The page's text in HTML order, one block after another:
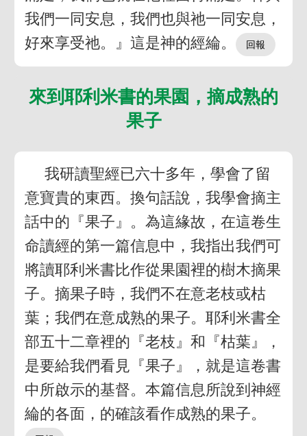
我們一同安息，我們也與祂一同安息，
好來享受祂。』這是神的經綸。
來到耶利米書的果園，摘成熟的
果子
我研讀聖經已六十多年，學會了留
意寶貴的東西。換句話說，我學會摘主
話中的『果子』。為這緣故，在這卷生
命讀經的第一篇信息中，我指出我們可
將讀耶利米書比作從果園裡的樹木摘果
子。摘果子時，我們不在意老枝或枯
葉；我們在意成熟的果子。耶利米書全
部五十二章裡的『老枝』和『枯葉』，
是要給我們看見『果子』，就是這卷書
中所啟示的基督。本篇信息所說到神經
綸的各面，的確該看作成熟的果子。